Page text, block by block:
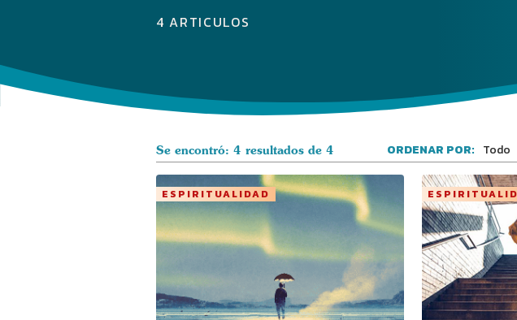
4 ARTICULOS
Se encontró: 4 resultados de 4 ORDENAR POR: Todo
ESPIRITUALIDAD